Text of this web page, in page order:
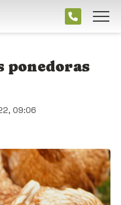
ponedoras
09:06